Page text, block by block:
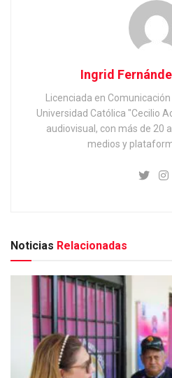
Ingrid
Licenciada en
Universidad Católica "Cecilio
audiovisual, con más de 20
medios y
Noticias Relacionadas